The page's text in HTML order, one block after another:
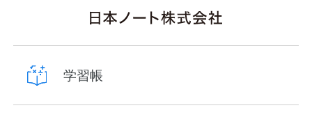
学習帳